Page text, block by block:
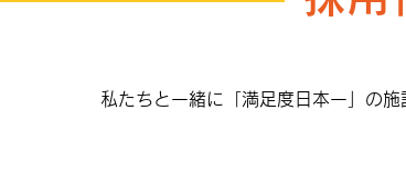
お買物はエンタメ
私たちと一緒に「満足度日本一」の